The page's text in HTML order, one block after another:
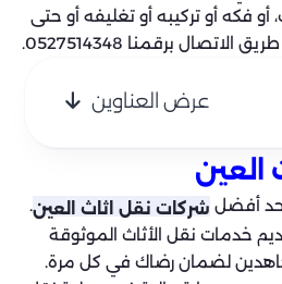
أو فكه أو تركيبه أو تغليفه أو حتى
برقمنا 0527514348.
عرض العناوين
العين
أحد أفضل شركات نقل اثاث العين.
خدمات نقل الأثاث الموثوقة
لضمان رضاك في كل مرة.